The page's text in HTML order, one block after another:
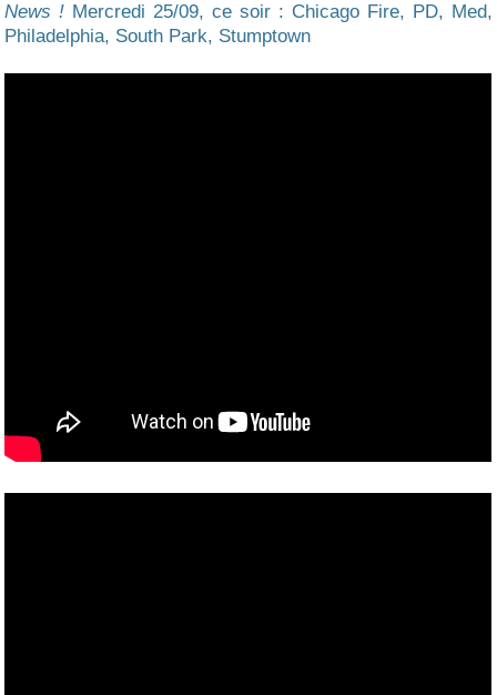
News ! Mercredi 25/09, ce soir : Chicago Fire, PD, Med,
Philadelphia, South Park, Stumptown